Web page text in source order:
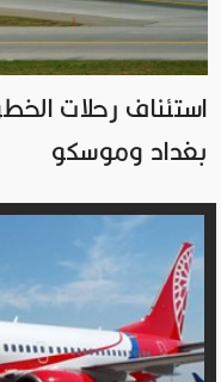
استئناف رحلات
بغداد وموسكو